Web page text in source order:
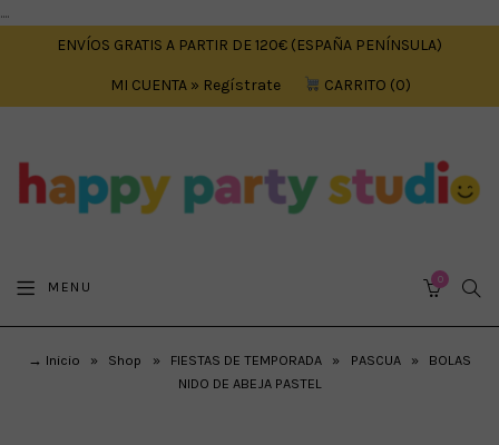
....
ENVÍOS GRATIS A PARTIR DE 120€ (ESPAÑA PENÍNSULA)
MI CUENTA » Regístrate CARRITO 0
MENU 0
→ Inicio » Shop » FIESTAS DE TEMPORADA » PASCUA »
BOLAS
NIDO DE ABEJA PASTEL